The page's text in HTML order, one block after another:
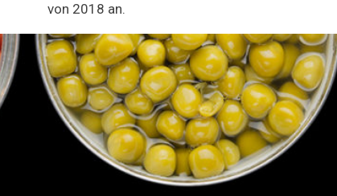
von 2018 an.